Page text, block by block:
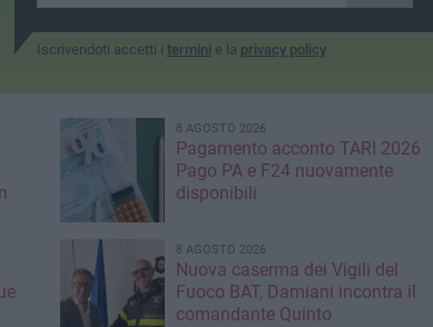
Iscrivendoti accetti i termini e la privacy policy
8 AGOSTO 2026
Pagamento acconto TARI 2026
Pago PA e F24 nuovamente
disponibili
8 AGOSTO 2026
Nuova caserma dei Vigili del
Fuoco BAT, Damiani incontra il
comandante Quinto